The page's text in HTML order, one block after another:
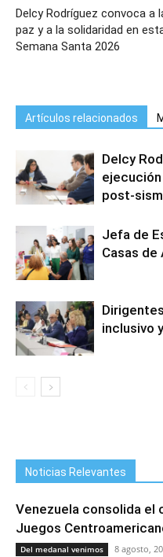
Delcy Rodríguez convoca a
paz y a la solidaridad en
Semana Santa 2026
Artículos relacionados
Delcy
post-
Jefa de
Casas de
inclusivo
Noticias Relevantes
Venezuela consolida el
Juegos
Del medanal venimos 8 agosto,